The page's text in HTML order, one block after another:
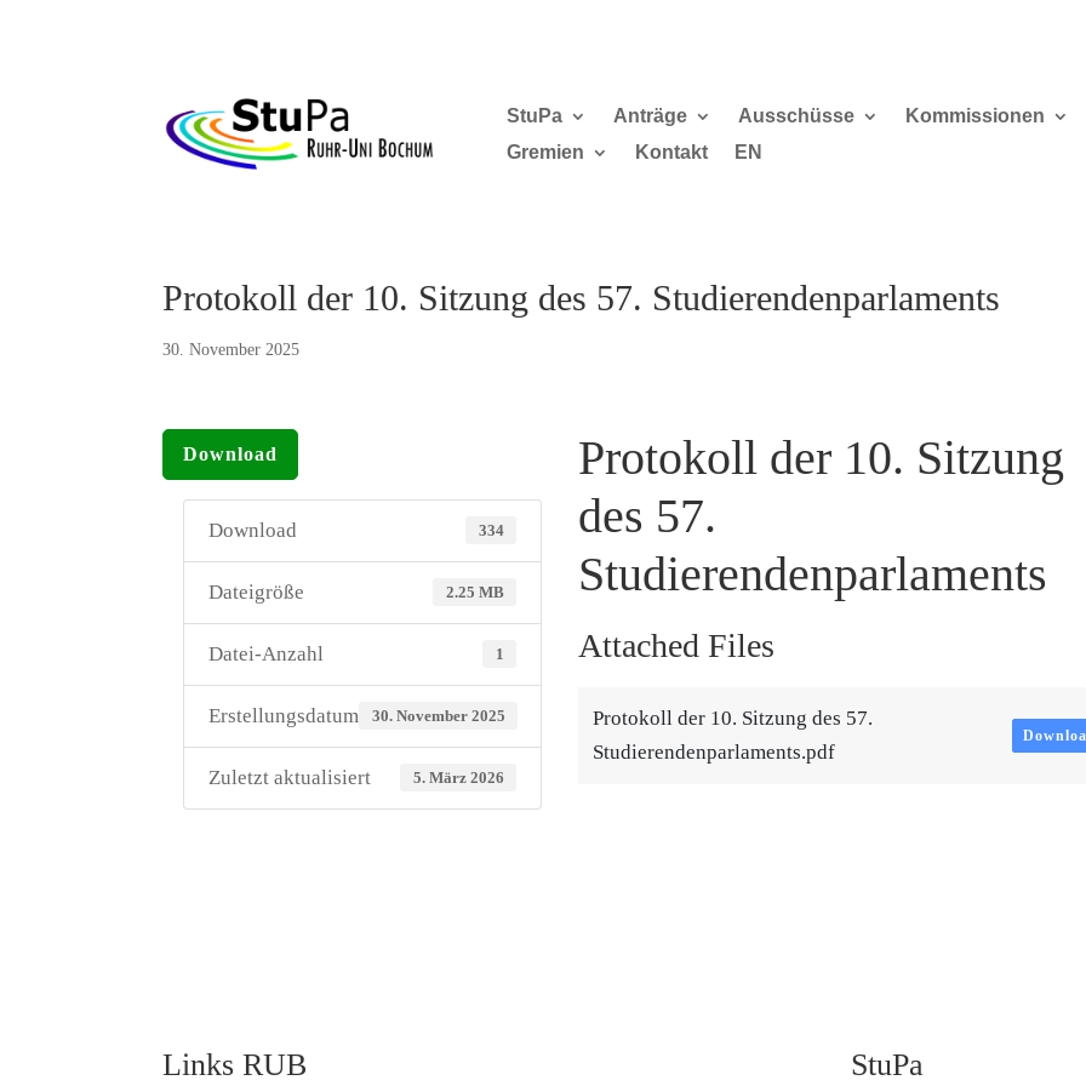
StuPa Anträge Ausschüsse
Kommissionen
Gremien
Kontakt EN
Protokoll der 10. Sitzung des 57. Studierendenparlaments
30. November 2025
Download
Download 334
Dateigröße 2.25 MB
Datei-Anzahl 1
Erstellungsdatum 30. November 2025
Zuletzt aktualisiert 5. März 2026
Protokoll der 10. Sitzung
des 57.
Studierendenparlaments
Attached Files
Protokoll der 10. Sitzung des 57.
Studierendenparlaments.pdf
Links RUB StuPa